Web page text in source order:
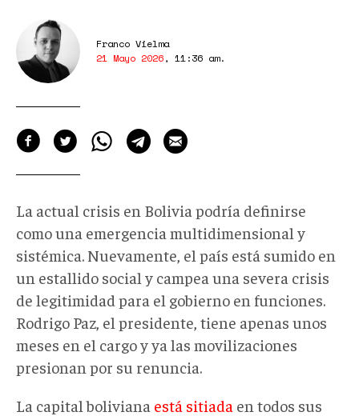
Franco Vielma
21 Mayo 2026, 11:36 am.
La actual crisis en Bolivia podría definirse
como una emergencia multidimensional y
sistémica. Nuevamente, el país está sumido en
un estallido social y campea una severa crisis
de legitimidad para el gobierno en funciones.
Rodrigo Paz, el presidente, tiene apenas unos
meses en el cargo y ya las movilizaciones
presionan por su renuncia.
La capital boliviana está sitiada en todos sus